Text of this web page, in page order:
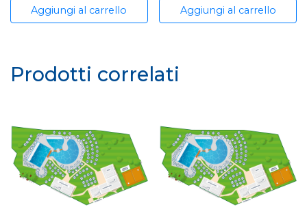
Aggiungi al carrello Aggiungi al carrello
Prodotti correlati